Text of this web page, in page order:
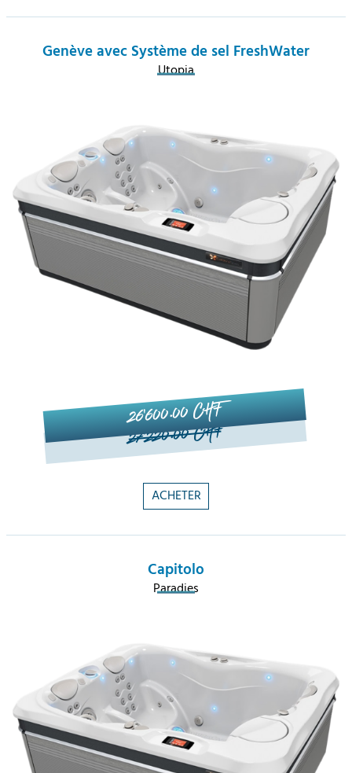
Genève avec Système de sel FreshWater
Utopia
27'220.00 CHF
26'600.00 CHF
ACHETER
Capitolo
Paradies